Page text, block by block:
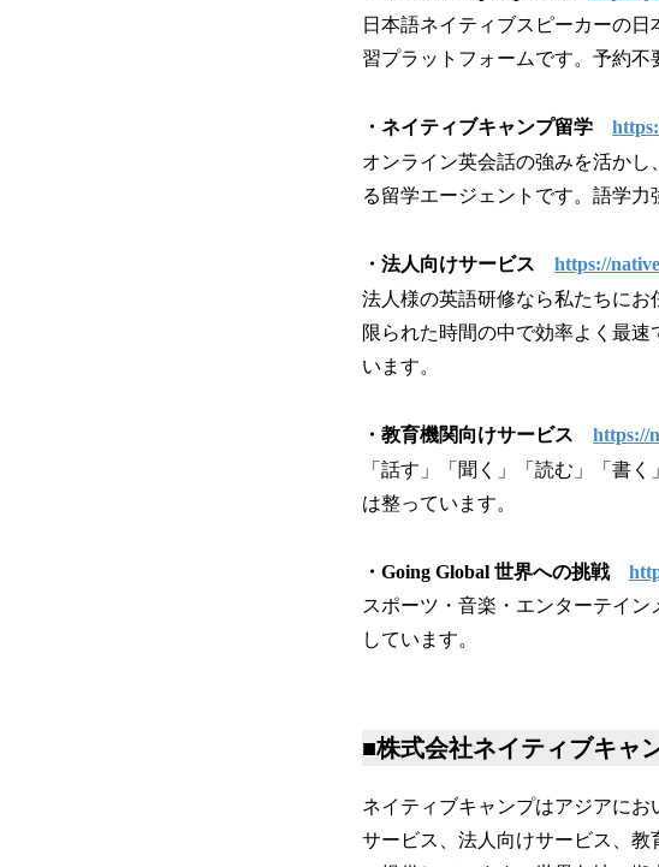
日本語ネイティブスピーカーの
習プラットフォームです。予約不
・ネイティブキャンプ留学
オンライン英会話の強みを活か
る留学エージェントです。語学力
・法人向けサービス https://
法人様の英語研修なら私たちにお
限られた時間の中で効率よく最
います。
・教育機関向けサービス https://
「話す」「聞く」「読む」「書
は整っています。
・Going Global 世界への挑戦
スポーツ・音楽・エンターテイ
しています。
■株式会社ネイティブキャ
ネイティブキャンプはアジアに
サービス、法人向けサービス、